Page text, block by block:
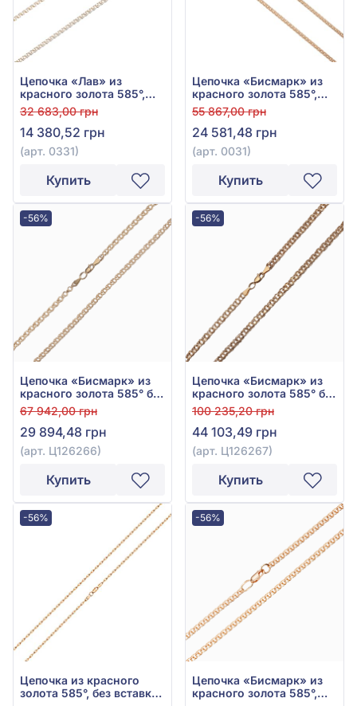
Цепочка «Лав» из
красного золота 585°,
без вставки, арт. 0331
32 683,00 грн
14 380,52 грн
(арт. 0331)
Купить
Цепочка «Бисмарк» из
красного золота 585°,
без вставки, арт. 0031
55 867,00 грн
24 581,48 грн
(арт. 0031)
Купить
-56%
Цепочка «Бисмарк» из
красного золота 585° без
вставки, арт. Ц126266
67 942,00 грн
29 894,48 грн
(арт. Ц126266)
Купить
-56%
Цепочка «Бисмарк» из
красного золота 585° без
вставки, арт. Ц126267
100 235,20 грн
44 103,49 грн
(арт. Ц126267)
Купить
-56%
Цепочка из красного
золота 585°, без вставки,
-56%
Цепочка «Бисмарк» из
красного золота 585°,